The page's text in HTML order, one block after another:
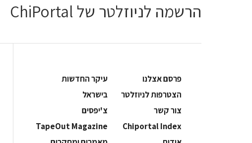
הרשמה לניוזלטר של ChiPortal
פרסם אצלנו
עיקר החדשות
הצטרפות לניוזלטר
בישראל
צור קשר
צ'יפסים
Chiportal Index
TapeOut Magazine